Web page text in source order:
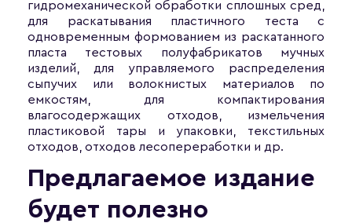
гидромеханической обработки сплошных сред,
для раскатывания пластичного теста с
одновременным формованием из раскатанного
пласта тестовых полуфабрикатов мучных
изделий, для управляемого распределения
сыпучих или волокнистых материалов по
емкостям, для компактирования
влагосодержащих отходов, измельчения
пластиковой тары и упаковки, текстильных
отходов, отходов лесопереработки и др.
Предлагаемое издание
будет полезно